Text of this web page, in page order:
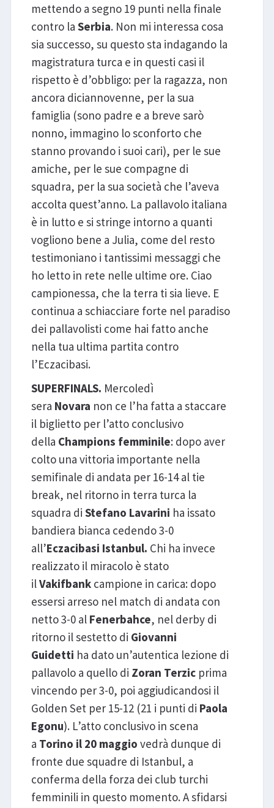
mettendo a segno 19 punti nella finale
contro la Serbia. Non mi interessa cosa
sia successo, su questo sta indagando la
magistratura turca e in questi casi il
rispetto è d’obbligo: per la ragazza, non
ancora diciannovenne, per la sua
famiglia (sono padre e a breve sarò
nonno, immagino lo sconforto che
stanno provando i suoi cari), per le sue
amiche, per le sue compagne di
squadra, per la sua società che l’aveva
accolta quest’anno. La pallavolo italiana
è in lutto e si stringe intorno a quanti
vogliono bene a Julia, come del resto
testimoniano i tantissimi messaggi che
ho letto in rete nelle ultime ore. Ciao
campionessa, che la terra ti sia lieve. E
continua a schiacciare forte nel paradiso
dei pallavolisti come hai fatto anche
nella tua ultima partita contro
l’Eczacibasi.
SUPERFINALS. Mercoledì
sera Novara non ce l’ha fatta a staccare
il biglietto per l’atto conclusivo
della Champions femminile: dopo aver
colto una vittoria importante nella
semifinale di andata per 16-14 al tie
break, nel ritorno in terra turca la
squadra di Stefano Lavarini ha issato
bandiera bianca cedendo 3-0
all’Eczacibasi Istanbul. Chi ha invece
realizzato il miracolo è stato
ilVakifbank campione in carica: dopo
essersi arreso nel match di andata con
netto 3-0 al Fenerbahce, nel derby di
ritorno il sestetto di Giovanni
Guidetti ha dato un’autentica lezione di
pallavolo a quello di Zoran Terzicprima
vincendo per 3-0, poi aggiudicandosi il
Golden Set per 15-12 (21 i punti di Paola
Egonu). L’atto conclusivo in scena
a Torino il 20 maggio vedrà dunque di
fronte due squadre di Istanbul, a
conferma della forza dei club turchi
femminili in questo momento. A sfidarsi